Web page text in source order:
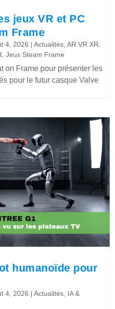
jeux VR et PC
Frame
4, 2026 |Actualités ,AR VR XR
,Jeux Steam Frame
on Frame pour présenter les
pour le futur casque Valve
humanoïde pour
4, 2026 |Actualités IA &